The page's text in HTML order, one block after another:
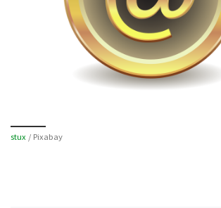
stux / Pixabay